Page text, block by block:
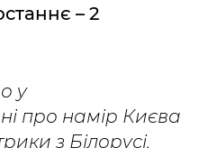
– 2
у
про намір Києва
з Білорусі,